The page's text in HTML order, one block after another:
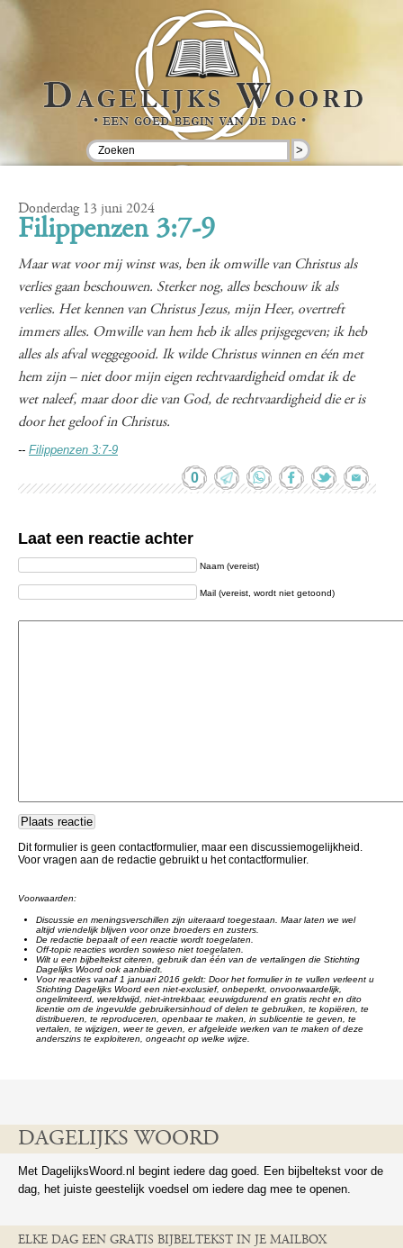
>
Donderdag 13 juni 2024
Filippenzen 3:7-9
Maar wat voor mij winst was, ben ik omwille van Christus als
verlies gaan beschouwen. Sterker nog, alles beschouw ik als
verlies. Het kennen van Christus Jezus, mijn Heer, overtreft
immers alles. Omwille van hem heb ik alles prijsgegeven; ik heb
alles als afval weggegooid. Ik wilde Christus winnen en één met
hem zijn – niet door mijn eigen rechtvaardigheid omdat ik de
wet naleef, maar door die van God, de rechtvaardigheid die er is
door het geloof in Christus.
-- Filippenzen 3:7-9
0
Laat een reactie achter
Naam (vereist)
Mail (vereist, wordt niet getoond)
Dit formulier is geen contactformulier, maar een discussiemogelijkheid.
Voor vragen aan de redactie gebruikt u het contactformulier.
Voorwaarden:
Discussie en meningsverschillen zijn uiteraard toegestaan. Maar laten we wel
altijd vriendelijk blijven voor onze broeders en zusters.
De redactie bepaalt of een reactie wordt toegelaten.
Off-topic reacties worden sowieso niet toegelaten.
Wilt u een bijbeltekst citeren, gebruik dan één van de vertalingen die Stichting
Dagelijks Woord ook aanbiedt.
Voor reacties vanaf 1 januari 2016 geldt: Door het formulier in te vullen verleent u
Stichting Dagelijks Woord een niet-exclusief, onbeperkt, onvoorwaardelijk,
ongelimiteerd, wereldwijd, niet-intrekbaar, eeuwigdurend en gratis recht en dito
licentie om de ingevulde gebruikersinhoud of delen te gebruiken, te kopiëren, te
distribueren, te reproduceren, openbaar te maken, in sublicentie te geven, te
vertalen, te wijzigen, weer te geven, er afgeleide werken van te maken of deze
anderszins te exploiteren, ongeacht op welke wijze.
DAGELIJKS WOORD
Met DagelijksWoord.nl begint iedere dag goed. Een bijbeltekst voor de
dag, het juiste geestelijk voedsel om iedere dag mee te openen.
ELKE DAG EEN GRATIS BIJBELTEKST IN JE MAILBOX